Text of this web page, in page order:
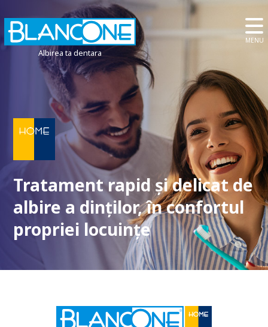
Albirea ta dentara
MENU
Tratament rapid și delicat de
albire a dinților, în confortul
propriei locuințe